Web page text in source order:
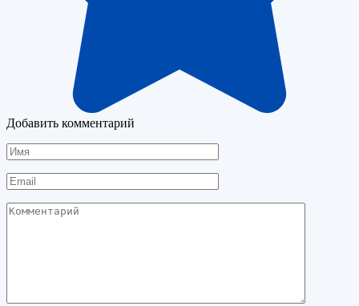
Добавить комментарий
Имя
Email
Комментарий